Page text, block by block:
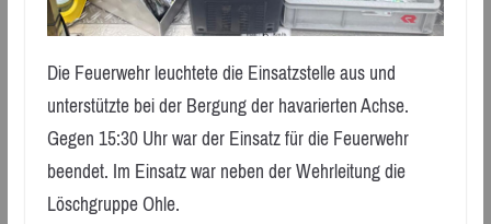
Die Feuerwehr leuchtete die Einsatzstelle aus und
unterstützte bei der Bergung der havarierten Achse.
Gegen 15:30 Uhr war der Einsatz für die Feuerwehr
beendet. Im Einsatz war neben der Wehrleitung die
Löschgruppe Ohle.